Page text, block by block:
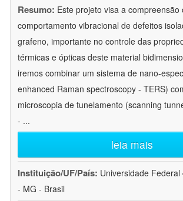
Resumo: Este projeto visa a compreensão
comportamento vibracional de defeitos
grafeno, importante no controle das
térmicas e ópticas deste material
iremos combinar um sistema de nano-
enhanced Raman spectroscopy - TERS)
microscopia de tunelamento (scanning
- ...
leia mais
Instituição/UF/País: Universidade
- MG - Brasil